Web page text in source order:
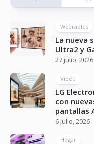
Wearables
La nueva
Ultra2 y
27 julio, 2026
Vídeo
LG
con
pantallas
6 julio, 2026
Hogar